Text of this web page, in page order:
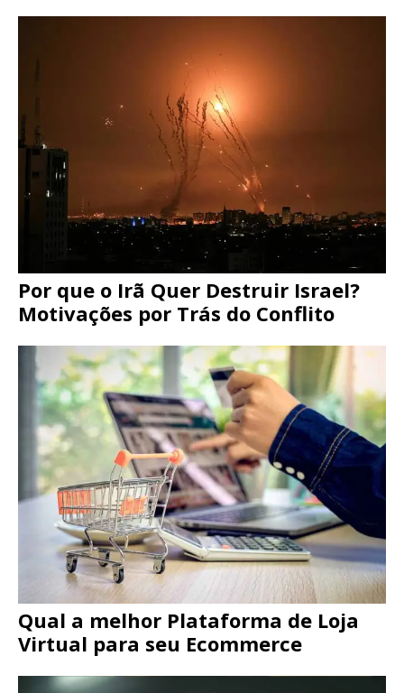
Por que o Irã Quer Destruir Israel?
Motivações por Trás do Conflito
Qual a melhor Plataforma de Loja
Virtual para seu Ecommerce